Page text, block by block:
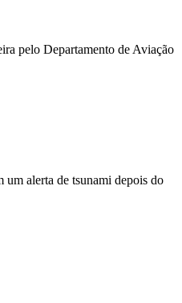
pelo Departamento de Aviação
um alerta de tsunami depois do